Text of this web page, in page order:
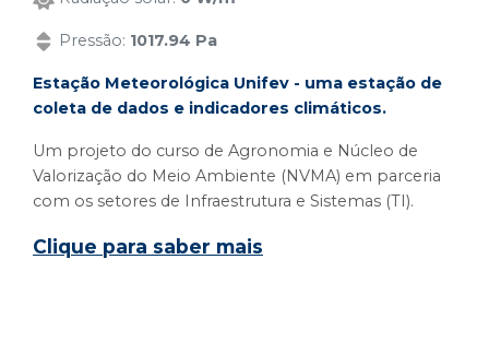
Pressão: 1017.94 Pa
Estação Meteorológica Unifev - uma estação de
coleta de dados e indicadores climáticos.
Um projeto do curso de Agronomia e Núcleo de
Valorização do Meio Ambiente (NVMA) em parceria
com os setores de Infraestrutura e Sistemas (TI).
Clique para saber mais